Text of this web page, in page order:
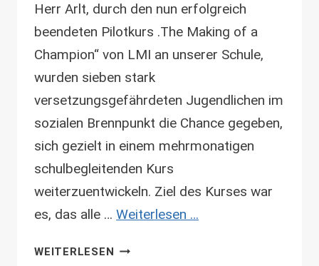
Herr Arlt, durch den nun erfolgreich
beendeten Pilotkurs .The Making of a
Champion“ von LMI an unserer Schule,
wurden sieben stark
versetzungsgefährdeten Jugendlichen im
sozialen Brennpunkt die Chance gegeben,
sich gezielt in einem mehrmonatigen
schulbegleitenden Kurs
weiterzuentwickeln. Ziel des Kurses war
es, das alle … Weiterlesen …
WEITERLESEN REFERENZ